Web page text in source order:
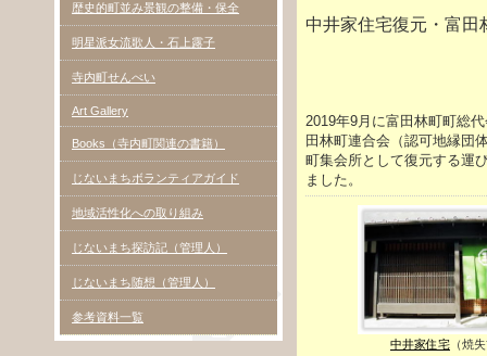
中井家住宅復元・富田
2019年9月に富田林町町総
田林町連合会（認可地縁団
町集会所として復元する運
ました。
中井家住宅 （焼
歴史的町並み景観の整備・保全
明星派女流歌人・石上露子
寺内町せんべい
Art Gallery
Books（寺内町関連の書籍）
じないまちボランティアガイド
地域活性化への取り組み
じないまち探訪記（管理人）
じないまち随想（管理人）
参考資料一覧